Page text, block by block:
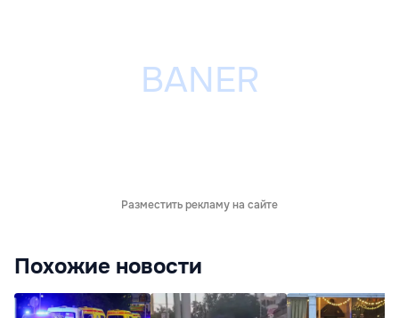
Разместить рекламу на сайте
Похожие новости